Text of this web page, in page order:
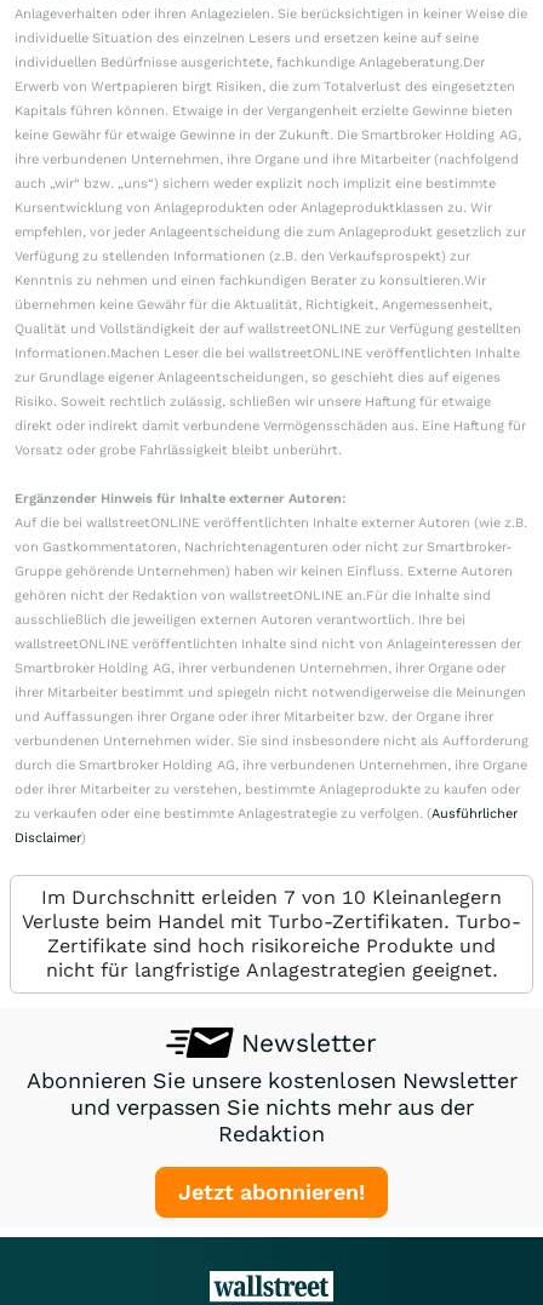
Anlageverhalten oder ihren Anlagezielen. Sie berücksichtigen in keiner Weise die
individuelle Situation des einzelnen Lesers und ersetzen keine auf seine
individuellen Bedürfnisse ausgerichtete, fachkundige Anlageberatung.Der
Erwerb von Wertpapieren birgt Risiken, die zum Totalverlust des eingesetzten
Kapitals führen können. Etwaige in der Vergangenheit erzielte Gewinne bieten
keine Gewähr für etwaige Gewinne in der Zukunft. Die Smartbroker Holding AG,
ihre verbundenen Unternehmen, ihre Organe und ihre Mitarbeiter (nachfolgend
auch „wir“ bzw. „uns“) sichern weder explizit noch implizit eine bestimmte
Kursentwicklung von Anlageprodukten oder Anlageproduktklassen zu. Wir
empfehlen, vor jeder Anlageentscheidung die zum Anlageprodukt gesetzlich zur
Verfügung zu stellenden Informationen (z.B. den Verkaufsprospekt) zur
Kenntnis zu nehmen und einen fachkundigen Berater zu konsultieren.Wir
übernehmen keine Gewähr für die Aktualität, Richtigkeit, Angemessenheit,
Qualität und Vollständigkeit der auf wallstreetONLINE zur Verfügung gestellten
Informationen.Machen Leser die bei wallstreetONLINE veröffentlichten Inhalte
zur Grundlage eigener Anlageentscheidungen, so geschieht dies auf eigenes
Risiko. Soweit rechtlich zulässig, schließen wir unsere Haftung für etwaige
direkt oder indirekt damit verbundene Vermögensschäden aus. Eine Haftung für
Vorsatz oder grobe Fahrlässigkeit bleibt unberührt.
Ergänzender Hinweis für Inhalte externer Autoren:
Auf die bei wallstreetONLINE veröffentlichten Inhalte externer Autoren (wie z.B.
von Gastkommentatoren, Nachrichtenagenturen oder nicht zur Smartbroker-
Gruppe gehörende Unternehmen) haben wir keinen Einfluss. Externe Autoren
gehören nicht der Redaktion von wallstreetONLINE an.Für die Inhalte sind
ausschließlich die jeweiligen externen Autoren verantwortlich. Ihre bei
wallstreetONLINE veröffentlichten Inhalte sind nicht von Anlageinteressen der
Smartbroker Holding AG, ihrer verbundenen Unternehmen, ihrer Organe oder
ihrer Mitarbeiter bestimmt und spiegeln nicht notwendigerweise die Meinungen
und Auffassungen ihrer Organe oder ihrer Mitarbeiter bzw. der Organe ihrer
verbundenen Unternehmen wider. Sie sind insbesondere nicht als Aufforderung
durch die Smartbroker Holding AG, ihre verbundenen Unternehmen, ihre Organe
oder ihrer Mitarbeiter zu verstehen, bestimmte Anlageprodukte zu kaufen oder
zu verkaufen oder eine bestimmte Anlagestrategie zu verfolgen. (Ausführlicher
Disclaimer)
Im Durchschnitt erleiden 7 von 10 Kleinanlegern
Verluste beim Handel mit Turbo-Zertifikaten. Turbo-
Zertifikate sind hoch risikoreiche Produkte und
nicht für langfristige Anlagestrategien geeignet.
Newsletter
Abonnieren Sie unsere kostenlosen Newsletter
und verpassen Sie nichts mehr aus der
Redaktion
Jetzt abonnieren!